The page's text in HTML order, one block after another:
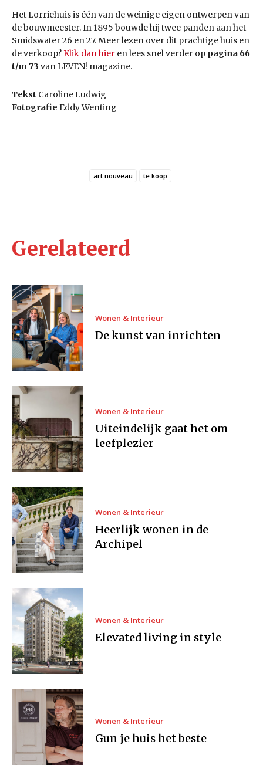
Het Lorriehuis is één van de weinige eigen ontwerpen van
de bouwmeester. In 1895 bouwde hij twee panden aan het
Smidswater 26 en 27. Meer lezen over dit prachtige huis en
de verkoop?Klik dan hier en lees snel verder op pagina 66
t/m 73 van LEVEN! magazine.
Tekst Caroline Ludwig
Fotografie Eddy Wenting
art nouveau te koop
Gerelateerd
Wonen & Interieur
De kunst van inrichten
Wonen & Interieur
Uiteindelijk gaat het om
leefplezier
Wonen & Interieur
Heerlijk wonen in de
Archipel
Wonen & Interieur
Elevated living in style
Wonen & Interieur
Gun je huis het beste